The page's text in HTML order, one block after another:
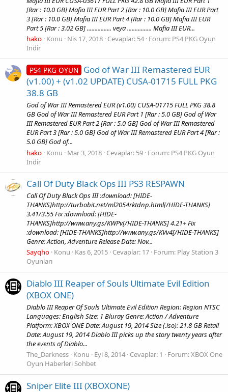
[Rar : 10.0 GB] Mafia III EUR Part 2 [Rar : 10.0 GB] Mafia III EUR Part
3 [Rar : 10.0 GB] Mafia III EUR Part 4 [Rar : 10.0 GB] Mafia III EUR
Part 5 [Rar : 3.02 GB] ................ veya ................ Mafia III EUR...
hako Konu Nis 17, 2018 Cevaplar: 54 Forum: PS4 PKG Oyun
İndir
PS4 PKG OYUN
God of War III Remastered EUR
(v1.00) + (v1.02 UPDATE) CUSA-01715 FULL PKG
38.8 GB
God of War III Remastered EUR (v1.00) CUSA-01715 FULL PKG 38.8
GB God of War III Remastered EUR Part 1 [Rar : 5.0 GB] God of War
III Remastered EUR Part 2 [Rar : 5.0 GB] God of War III Remastered
EUR Part 3 [Rar : 5.0 GB] God of War III Remastered EUR Part 4 [Rar :
5.0 GB] God of...
hako Konu Mar 3, 2018 Cevaplar: 59 Forum: PS4 PKG Oyun
İndir
Call Of Duty Black Ops III PS3 RESPAWN
Call Of Duty Black Ops III :download: [HIDE-
THANKS]http://turbobit.net/ml2054rktdnp.html[/HIDE-THANKS]
3.41/3.55 Fix :download: [HIDE-
THANKS]http://www.any.gs/KWPv[/HIDE-THANKS] 4.21+ Fix
:download: [HIDE-THANKS]http://www.any.gs/KVv4[/HIDE-THANKS]
Genre: Action, Adventure Release Date: Nov...
Sayqho Konu Kas 6, 2015 Cevaplar: 17 Forum: Play Station 3
Oyunları
Diablo III Reaper of Souls Ultimate Evil Edition
(XBOX ONE)
Diablo III Reaper Of Souls Ultimate Evil Edition Region: Region NTSC
Languages: English Size: 1 Bluray Genre: Action / Adventure
Platform: XBOX ONE Date: August 19, 2014 Size (.iso): 21.8 GB Retail
Date: August 19, 2014 Diablo III picks up the story twenty years after
the events of Diablo...
The_Darkness Konu Eyl 8, 2014 Cevaplar: 1 Forum:XBOX One
Oyun Haberleri Sohbet
Sniper Elite III (XBOXONE)